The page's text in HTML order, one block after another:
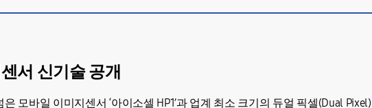
서 신기술 공개
모바일 이미지센서 ‘아이소셀 HP1’과 업계 최소 크기의 듀얼 픽셀(Dual Pixel)